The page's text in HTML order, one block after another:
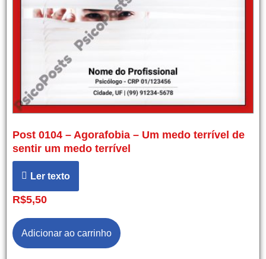
Post 0104 – Agorafobia – Um medo terrível de
sentir um medo terrível
Ler texto
R$5,50
Adicionar ao carrinho